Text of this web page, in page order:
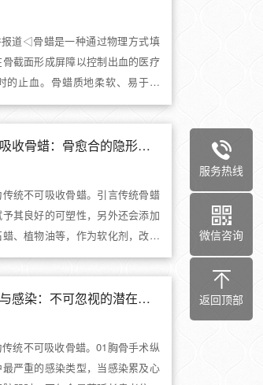
道◁骨蜡是一种通过物理方式填
截面形成屏障以控制出血的医疗
的止血。骨蜡质地柔软、易于成
【文献解读】不可吸收骨蜡：骨愈合的隐形屏障
统不可吸收骨蜡。引言传统骨蜡
其良好的可塑性，另外还会添加
、植物油等，作为软化剂，改善
【文献解读】骨蜡与感染：不可忽视的潜在危险
统不可吸收骨蜡。01胸骨手术纵
严重的感染类型，当感染累及心
服务热线
微信咨询
返回顶部